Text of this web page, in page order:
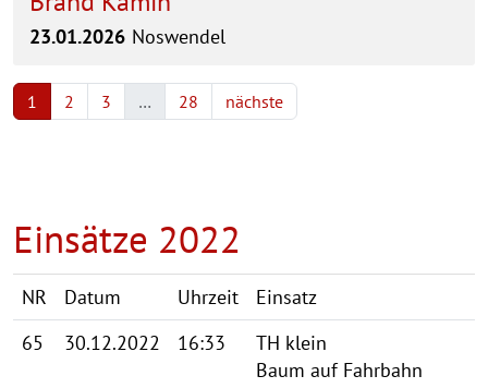
23.01.2026 Noswendel
1 2 3 … 28 nächste
Einsätze 2022
NR Datum Uhrzeit
Einsatz
65
30.12.2022 16:33
TH klein
Baum auf Fahrbahn